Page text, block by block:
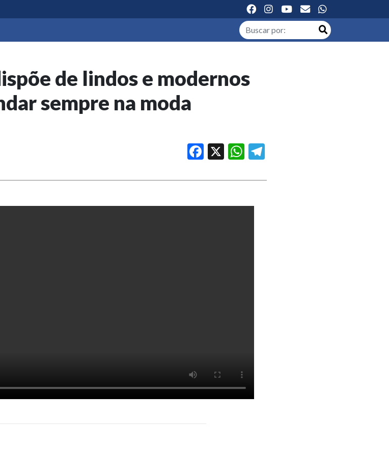
de lindos e modernos
sempre na moda
Facebook WhatsApp